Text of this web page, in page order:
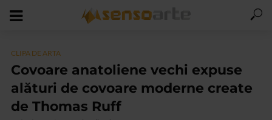
CLIPA DE ARTA
Covoare anatoliene vechi expuse
alături de covoare moderne create
de Thomas Ruff